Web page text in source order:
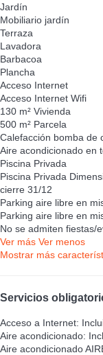
Jardín
Mobiliario jardín
Terraza
Lavadora
Barbacoa
Plancha
Acceso Internet
Acceso Internet Wifi
130 m² Vivienda
500 m² Parcela
Calefacción bomba de
Aire acondicionado en
Piscina Privada
Piscina Privada
cierre 31/12
Parking aire libre en
Parking aire libre en
No se admiten fiestas/
Ver más Ver menos
Mostrar más
Servicios
Acceso a Internet:
Aire acondicionado:
Aire acondicionado